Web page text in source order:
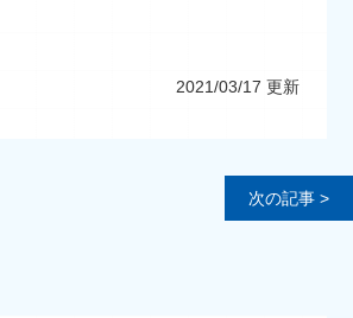
2021/03/17 更新
次の記事 >